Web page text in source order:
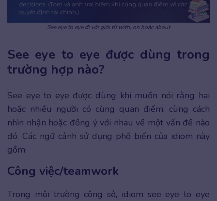
See eye to eye đi với giới từ with, on hoặc about
See eye to eye được dùng trong
trường hợp nào?
See eye to eye được dùng khi muốn nói rằng hai
hoặc nhiều người có cùng quan điểm, cùng cách
nhìn nhận hoặc đồng ý với nhau về một vấn đề nào
đó. Các ngữ cảnh sử dụng phổ biến của idiom này
gồm:
Công việc/teamwork
Trong môi trường công sở, idiom see eye to eye